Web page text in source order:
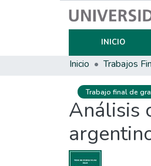
INICIO
Inicio
Trabajo final de
Análisis